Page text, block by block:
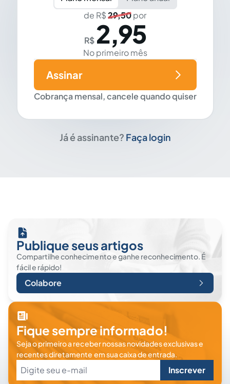
de R$29,50por
R$ 2,95
No primeiro mês
Cobrança mensal, cancele quando quiser
Assinar
Já é assinante? Faça login
Publique seus artigos
Compartilhe conhecimento e ganhe reconhecimento. É
fácil e rápido!
Colabore
Fique sempre informado!
Seja o primeiro a receber nossas novidades exclusivas e
recentes diretamente em sua caixa de entrada.
Inscrever